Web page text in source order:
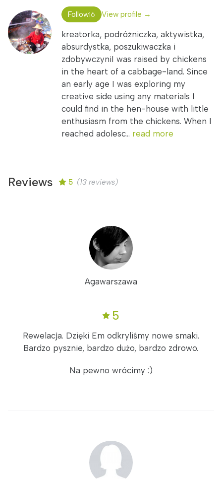
Follow16 View profile →
kreatorka, podróżniczka, aktywistka,
absurdystka, poszukiwaczka i
zdobywczyniI was raised by chickens
in the heart of a cabbage-land. Since
an early age I was exploring my
creative side using any materials I
could find in the hen-house with little
enthusiasm from the chickens. When I
reached adolesc... read more
Reviews 5 (13 reviews)
Agawarszawa
5
Rewelacja. Dzięki Em odkryliśmy nowe smaki.
Bardzo pysznie, bardzo dużo, bardzo zdrowo.
Na pewno wrócimy :)